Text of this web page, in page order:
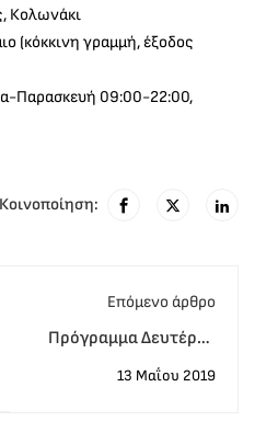
Κολωνάκι
(κόκκινη γραμμή, έξοδος
Παρασκευή 09:00-22:00,
Κοινοποίηση:
Eπόμενο άρθρο
Πρόγραμμα Δευτέρας
13 Μαΐου 2019